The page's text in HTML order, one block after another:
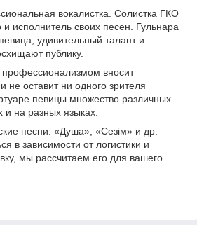
вокалистка. Солистка ГКО
и исполнитель своих песен. Гульнара
удивительный талант и
публику.
вносит
не оставит ни одного зрителя
певицы множество различных
и на разных языках.
песни: «Душа», «Сезiм» и др.
в зависимости от логистики и
мы рассчитаем его для вашего